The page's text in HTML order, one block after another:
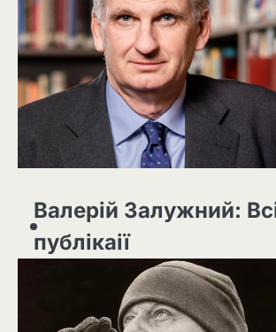
Валерій Залужний:
публікаії